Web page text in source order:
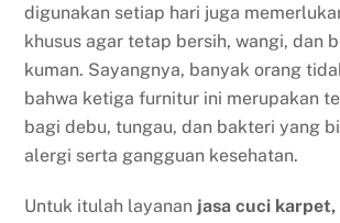
digunakan setiap hari juga
khusus agar tetap bersih, wangi, dan
kuman. Sayangnya, banyak orang
bahwa ketiga furnitur ini merupakan
bagi debu, tungau, dan bakteri yang
alergi serta gangguan kesehatan.
Untuk itulah layanan jasa cuci karpet,